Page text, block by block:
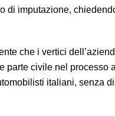
di imputazione,
che i vertici
civile nel processo
italiani, senza